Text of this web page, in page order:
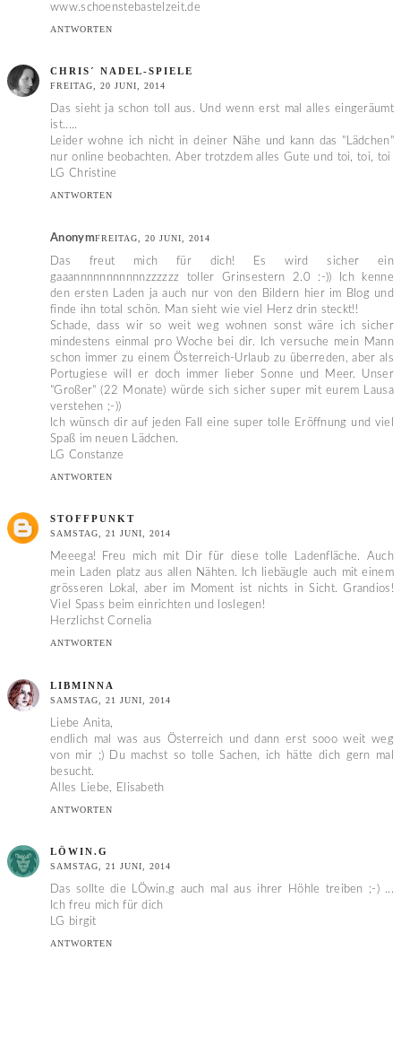
www.schoenstebastelzeit.de
ANTWORTEN
CHRIS´ NADEL-SPIELE
FREITAG, 20 JUNI, 2014
Das sieht ja schon toll aus. Und wenn erst mal alles eingeräumt
ist.....
Leider wohne ich nicht in deiner Nähe und kann das "Lädchen"
nur online beobachten. Aber trotzdem alles Gute und toi, toi, toi
LG Christine
ANTWORTEN
AnonymFREITAG, 20 JUNI, 2014
Das freut mich für dich! Es wird sicher ein
gaaannnnnnnnnnnzzzzzz toller Grinsestern 2.0 :-)) Ich kenne
den ersten Laden ja auch nur von den Bildern hier im Blog und
finde ihn total schön. Man sieht wie viel Herz drin steckt!!
Schade, dass wir so weit weg wohnen sonst wäre ich sicher
mindestens einmal pro Woche bei dir. Ich versuche mein Mann
schon immer zu einem Österreich-Urlaub zu überreden, aber als
Portugiese will er doch immer lieber Sonne und Meer. Unser
"Großer" (22 Monate) würde sich sicher super mit eurem Lausa
verstehen ;-))
Ich wünsch dir auf jeden Fall eine super tolle Eröffnung und viel
Spaß im neuen Lädchen.
LG Constanze
ANTWORTEN
STOFFPUNKT
SAMSTAG, 21 JUNI, 2014
Meeega! Freu mich mit Dir für diese tolle Ladenfläche. Auch
mein Laden platz aus allen Nähten. Ich liebäugle auch mit einem
grösseren Lokal, aber im Moment ist nichts in Sicht. Grandios!
Viel Spass beim einrichten und loslegen!
Herzlichst Cornelia
ANTWORTEN
LIBMINNA
SAMSTAG, 21 JUNI, 2014
Liebe Anita,
endlich mal was aus Österreich und dann erst sooo weit weg
von mir ;) Du machst so tolle Sachen, ich hätte dich gern mal
besucht.
Alles Liebe, Elisabeth
ANTWORTEN
LÖWIN.G
SAMSTAG, 21 JUNI, 2014
Das sollte die LÖwin.g auch mal aus ihrer Höhle treiben ;-) ...
Ich freu mich für dich
LG birgit
ANTWORTEN